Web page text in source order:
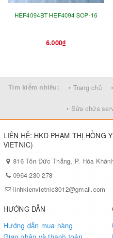
HEF4094BT HEF4094 SOP-16
6.000₫
Tìm kiếm nhiều: • Trang chủ
• Sửa chữa
LIÊN HỆ: HKD PHẠM THỊ HỒNG
VIETNIC)
816 Tôn Đức Thắng, P. Hòa
0964-230-278
linhkienvietnic3012@gmail.com
HƯỚNG DẪN
Hướng dẫn mua hàng